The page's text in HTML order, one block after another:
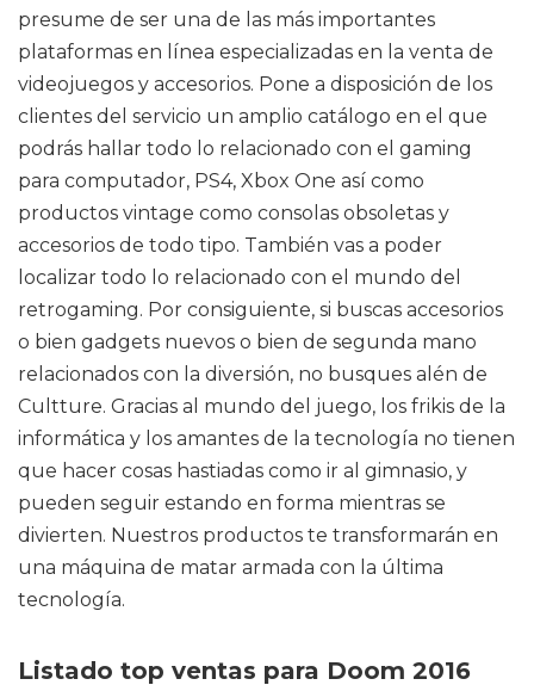
presume de ser una de las más importantes
plataformas en línea especializadas en la venta de
videojuegos y accesorios. Pone a disposición de los
clientes del servicio un amplio catálogo en el que
podrás hallar todo lo relacionado con el gaming
para computador, PS4, Xbox One así como
productos vintage como consolas obsoletas y
accesorios de todo tipo. También vas a poder
localizar todo lo relacionado con el mundo del
retrogaming. Por consiguiente, si buscas accesorios
o bien gadgets nuevos o bien de segunda mano
relacionados con la diversión, no busques alén de
Cultture. Gracias al mundo del juego, los frikis de la
informática y los amantes de la tecnología no tienen
que hacer cosas hastiadas como ir al gimnasio, y
pueden seguir estando en forma mientras se
divierten. Nuestros productos te transformarán en
una máquina de matar armada con la última
tecnología.
Listado top ventas para Doom 2016